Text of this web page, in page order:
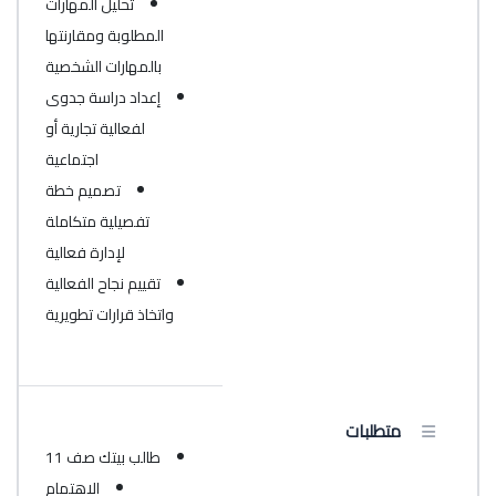
المطلوبة ومقارنتها
بالمهارات الشخصية
إعداد دراسة جدوى
لفعالية تجارية أو
اجتماعية
تصميم خطة
تفصيلية متكاملة
لإدارة فعالية
تقييم نجاح الفعالية
واتخاذ قرارات تطويرية
متطلبات
طالب بيتك صف 11
الاهتمام